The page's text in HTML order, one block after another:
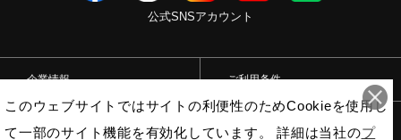
公式SNSアカウント
企業情報 ご利用条件
このウェブサイトではサイトの利便性のためCookieを使用し
て一部のサイト機能を有効化しています。 詳細は当社のプ